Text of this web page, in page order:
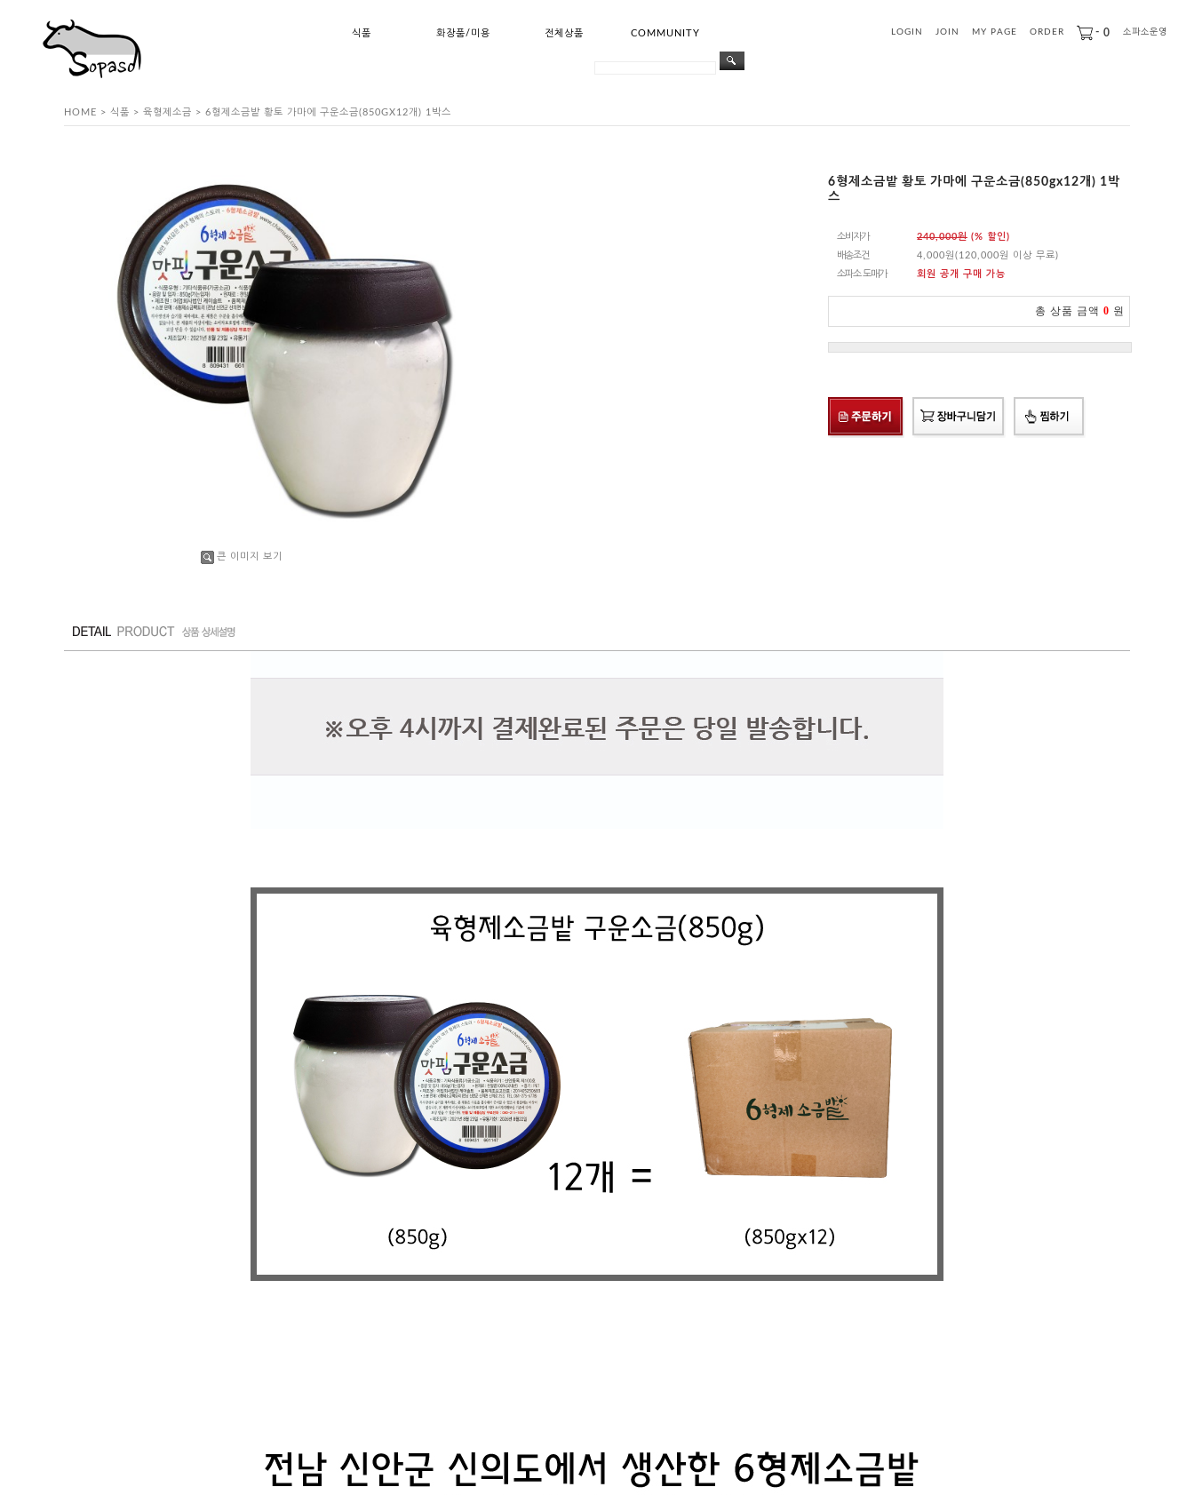
LOGIN JOIN MY PAGE ORDER - 0 소파소운영
식품 화장품/미용 전체상품 COMMUNITY
HOME > 식품 > 육형제소금 > 6형제소금밭 황토 가마에 구운소금(850GX12개) 1박스
큰 이미지 보기
6형제소금밭 황토 가마에 구운소금(850gx12개) 1박
스
소비자가 240,000원 (% 할인)
배송조건
4,000원(120,000원 이상 무료)
소파소 도매가
회원 공개 구매 가능
총 상품 금액 0 원